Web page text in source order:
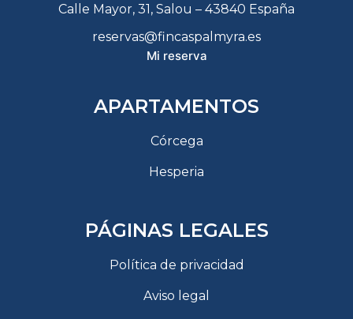
Calle Mayor, 31, Salou – 43840 España
reservas@fincaspalmyra.es
Mi reserva
APARTAMENTOS
Córcega
Hesperia
PÁGINAS LEGALES
Política de privacidad
Aviso legal